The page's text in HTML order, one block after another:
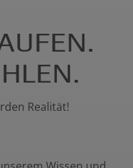
Realität!